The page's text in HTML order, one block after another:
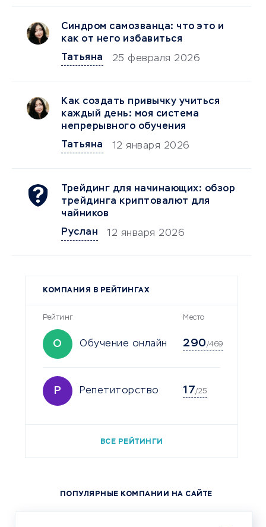
Синдром самозванца: что это и
как от него избавиться
Татьяна
25 февраля 2026
Как создать привычку учиться
каждый день: моя система
непрерывного обучения
Татьяна
12 января 2026
Трейдинг для начинающих: обзор
трейдинга криптовалют для
чайников
Руслан
12 января 2026
КОМПАНИЯ В РЕЙТИНГАХ
Рейтинг Место
О Обучение онлайн 290/469
Р Репетиторство 17/25
ВСЕ РЕЙТИНГИ
ПОПУЛЯРНЫЕ КОМПАНИИ НА САЙТЕ